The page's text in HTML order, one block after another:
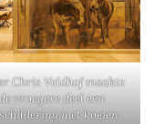
Chris Veldhof maakte
vroegere deel een
met koeien.